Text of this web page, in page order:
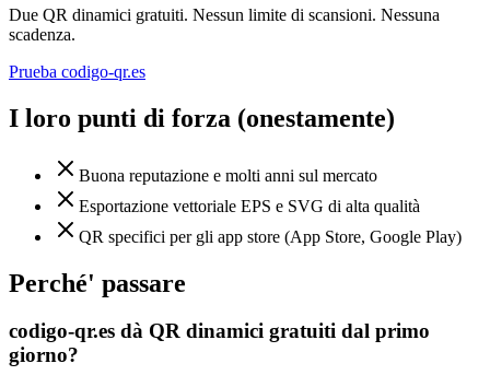
Due QR dinamici gratuiti. Nessun limite di scansioni. Nessuna
scadenza.
Prueba codigo-qr.es
I loro punti di forza (onestamente)
Buona reputazione e molti anni sul mercato
Esportazione vettoriale EPS e SVG di alta qualità
QR specifici per gli app store (App Store, Google Play)
Perché' passare
codigo-qr.es dà QR dinamici gratuiti dal primo
giorno?